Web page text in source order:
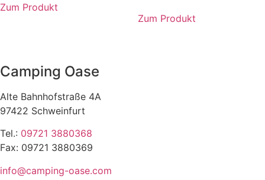
Zum Produkt
Zum Produkt
Camping Oase
Alte Bahnhofstraße 4A
97422 Schweinfurt
Tel.: 09721 3880368
Fax: 09721 3880369
info@camping-oase.com